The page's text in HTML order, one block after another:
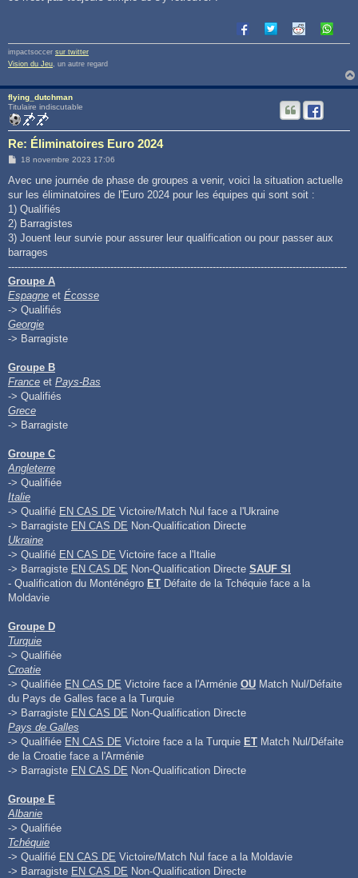
impactsoccer sur twitter
Vision du Jeu, un autre regard
flying_dutchman
Titulaire indiscutable
Re: Éliminatoires Euro 2024
M
s
a
g
18 novembre 2023 17:06
Avec une journée de phase de groupes a venir, voici la situation actuelle
sur les éliminatoires de l'Euro 2024 pour les équipes qui sont soit :
1) Qualifiés
2) Barragistes
3) Jouent leur survie pour assurer leur qualification ou pour passer aux
barrages
----------------------------------------------------------------------------------------------------------
Groupe A
Espagne et Écosse
-> Qualifiés
Georgie
-> Barragiste
Groupe B
France et Pays-Bas
-> Qualifiés
Grece
-> Barragiste
Groupe C
Angleterre
-> Qualifiée
Italie
-> Qualifié EN CAS DE Victoire/Match Nul face a l'Ukraine
-> Barragiste EN CAS DE Non-Qualification Directe
Ukraine
-> Qualifié EN CAS DE Victoire face a l'Italie
-> Barragiste EN CAS DE Non-Qualification Directe SAUF SI
- Qualification du Monténégro ET Défaite de la Tchéquie face a la
Moldavie
Groupe D
Turquie
-> Qualifiée
Croatie
-> Qualifiée EN CAS DE Victoire face a l'Arménie OU Match Nul/Défaite
du Pays de Galles face a la Turquie
-> Barragiste EN CAS DE Non-Qualification Directe
Pays de Galles
-> Qualifiée EN CAS DE Victoire face a la Turquie ET Match Nul/Défaite
de la Croatie face a l'Arménie
-> Barragiste EN CAS DE Non-Qualification Directe
Groupe E
Albanie
-> Qualifiée
Tchéquie
-> Qualifié EN CAS DE Victoire/Match Nul face a la Moldavie
-> Barragiste EN CAS DE Non-Qualification Directe